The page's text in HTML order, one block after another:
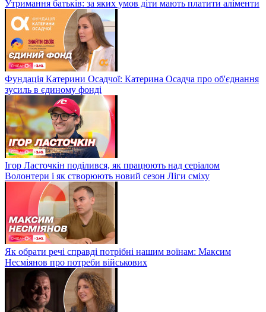
Утримання батьків: за яких умов діти мають платити аліменти
Фундація Катерини Осадчої: Катерина Осадча про об'єднання
зусиль в єдиному фонді
Ігор Ласточкін поділився, як працюють над серіалом
Волонтери і як створюють новий сезон Ліги сміху
Як обрати речі справді потрібні нашим воїнам: Максим
Несміянов про потреби військових